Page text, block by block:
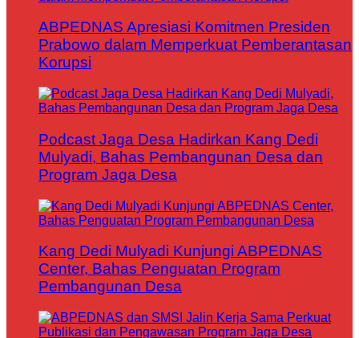
ABPEDNAS Apresiasi Komitmen Presiden
Prabowo dalam Memperkuat Pemberantasan
Korupsi
Podcast Jaga Desa Hadirkan Kang Dedi
Mulyadi, Bahas Pembangunan Desa dan
Program Jaga Desa
Kang Dedi Mulyadi Kunjungi ABPEDNAS
Center, Bahas Penguatan Program
Pembangunan Desa